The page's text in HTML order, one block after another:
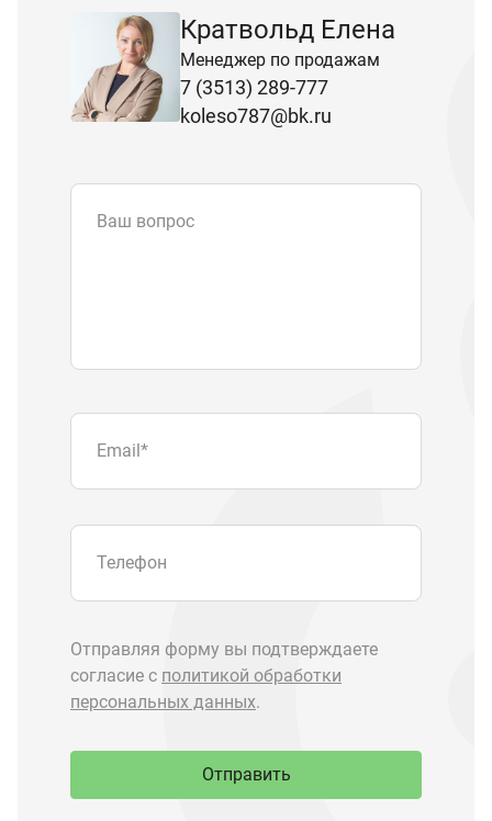
Кратвольд Елена
Менеджер по продажам
7 (3513) 289-777
koleso787@bk.ru
Ваш вопрос
Запчасти Урал
Запчасти Камаз
Спецпредложения